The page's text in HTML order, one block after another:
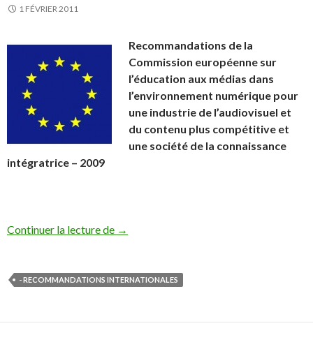
1 FÉVRIER 2011
Recommandations de la
Commission européenne sur
l’éducation aux médias dans
l’environnement numérique pour
une industrie de l’audiovisuel et
du contenu plus compétitive et
une société de la connaissance
intégratrice – 2009
Continuer la lecture de La Commission Européenne sur
→
- RECOMMANDATIONS INTERNATIONALES